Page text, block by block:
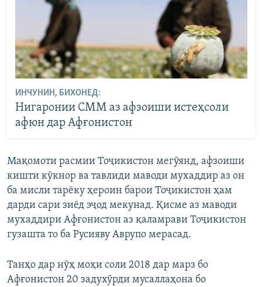
ИНЧУНИН, БИХОНЕД:
Нигаронии СММ аз афзоиши истеҳсоли
афюн дар Афғонистон
Мақомоти расмии Тоҷикистон мегӯянд, афзоиши
кишти кӯкнор ва тавлиди маводи мухаддир аз он
ба мисли тарёку ҳероин барои Тоҷикистон ҳам
дарди сари зиёд эҷод мекунад. Қисме аз маводи
мухаддири Афғонистон аз қаламрави Тоҷикистон
гузашта то ба Русияву Аврупо мерасад.
Танҳо дар нӯҳ моҳи соли 2018 дар марз бо
Афғонистон 20 задухӯрди мусаллаҳона бо